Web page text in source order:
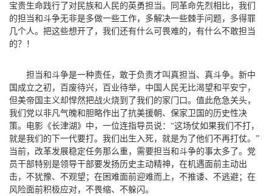
宝贵生命践行了对民族和人民的英勇担当。同革命先烈相比，我们
的担当和斗争无非是多做一些工作，多解决一些棘手问题，多得罪
几个人。把这些想开了，我们还有什么可畏难的，有什么不敢担当
的？！
担当和斗争是一种责任，敢于负责才叫真担当、真斗争。新中
国成立之初，百废待兴，百业待举，中国人民无比渴望和平安宁，
但美帝国主义却悍然把战火烧到了我们的家门口。值此危急关头，
我们党以非凡气魄和胆略作出了抗美援朝、保家卫国的历史性决
策。电影《长津湖》中，一位连指导员说：“这场仗如果我们不打，
就是我们的下一代要打。我们出生入死，就是为了他们不再打仗。”
当前，改革发展稳定任务那么重，需要担当和斗争的事太多了。党
员干部特别是领导干部要发扬历史主动精神，在机遇面前主动出
击，不犹豫、不观望；在困难面前迎难而上，不推诿、不逃避；在
风险面前积极应对，不畏缩、不躲闪。